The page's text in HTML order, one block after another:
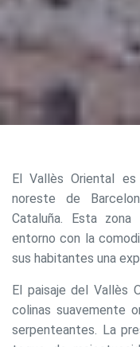
El Vallès Oriental
noreste de
Cataluña. Esta
entorno con la
sus habitantes una
El paisaje del Vallès
colinas suavemente
serpenteantes. La